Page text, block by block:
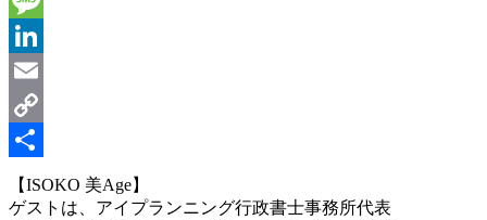
Message
LinkedIn
Email
Copy
Link
共
有
【ISOKO 美Age】
ゲストは、アイプランニング行政書士事務所代表